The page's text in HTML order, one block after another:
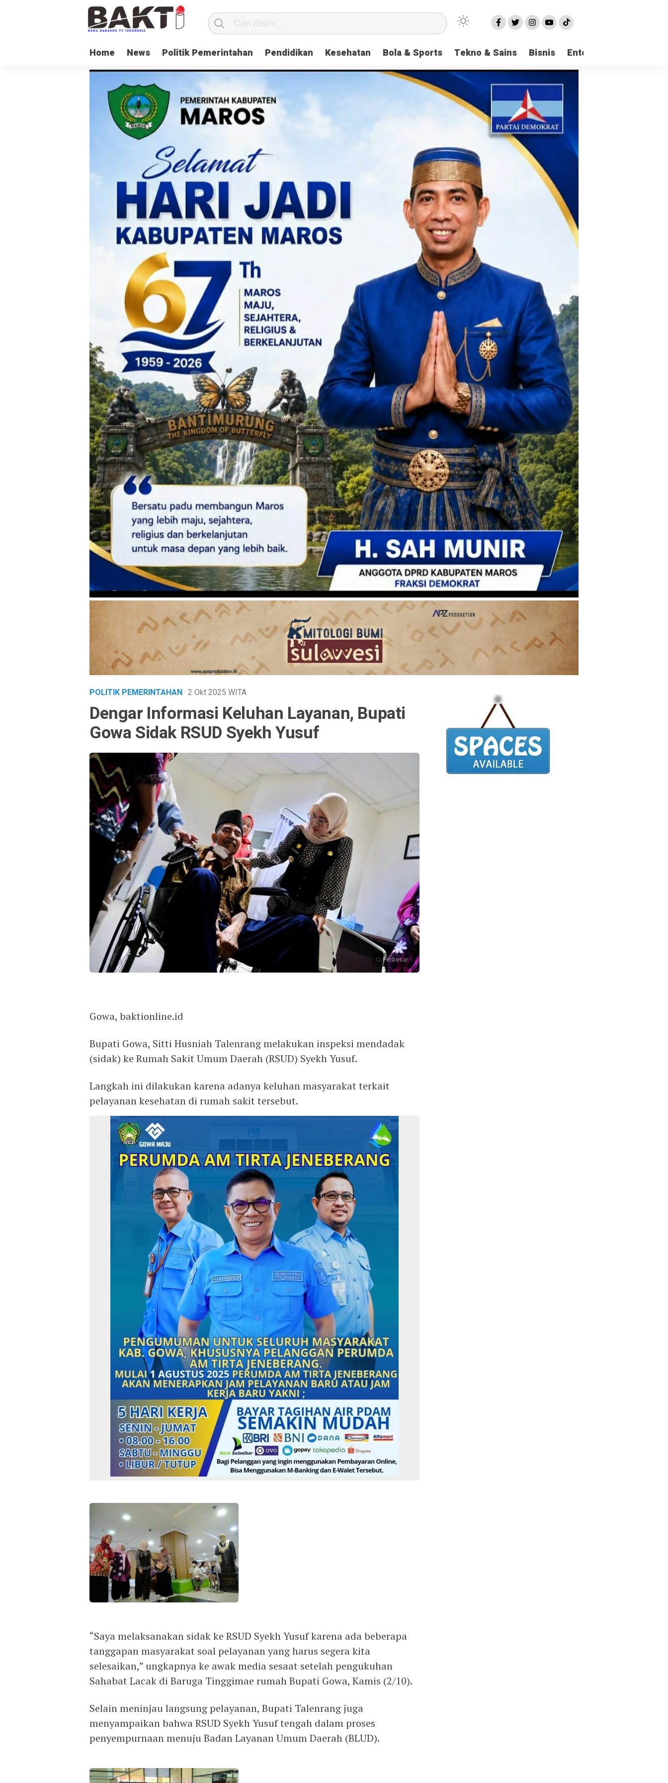
Home News Politik Pemerintahan Pendidikan Kesehatan Bola & Sports Tekno & Sains Bisnis Entertainment
POLITIK PEMERINTAHAN· 2 Okt 2025 WITA
Dengar Informasi Keluhan Layanan, Bupati
Gowa Sidak RSUD Syekh Yusuf
Perbesar
Gowa, baktionline.id
Bupati Gowa, Sitti Husniah Talenrang melakukan inspeksi mendadak
(sidak) ke Rumah Sakit Umum Daerah (RSUD) Syekh Yusuf.
Langkah ini dilakukan karena adanya keluhan masyarakat terkait
pelayanan kesehatan di rumah sakit tersebut.
“Saya melaksanakan sidak ke RSUD Syekh Yusuf karena ada beberapa
tanggapan masyarakat soal pelayanan yang harus segera kita
selesaikan,” ungkapnya ke awak media sesaat setelah pengukuhan
Sahabat Lacak di Baruga Tinggimae rumah Bupati Gowa, Kamis (2/10).
Selain meninjau langsung pelayanan, Bupati Talenrang juga
menyampaikan bahwa RSUD Syekh Yusuf tengah dalam proses
penyempurnaan menuju Badan Layanan Umum Daerah (BLUD).